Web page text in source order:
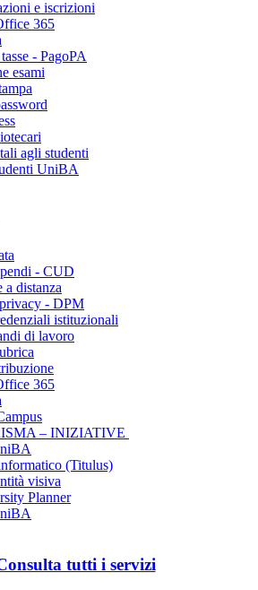
e iscrizioni
365
- PagoPA
esami
agli studenti
UniBA
- CUD
a distanza
- DPM
istituzionali
di lavoro
365
– INIZIATIVE
(Titulus)
visiva
Planner
tutti i servizi